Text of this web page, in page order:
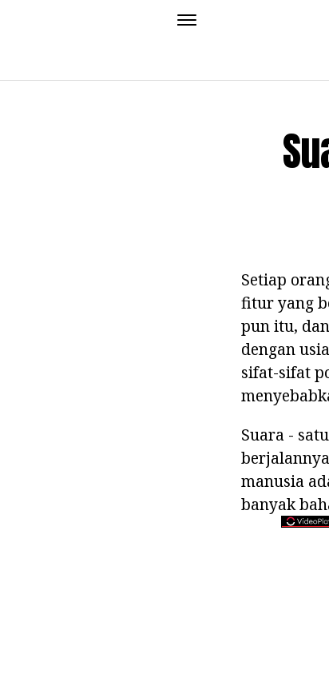
Setiap
fitur yang
pun itu,
dengan
sifat-sifat
Suara -
manusia
banyak